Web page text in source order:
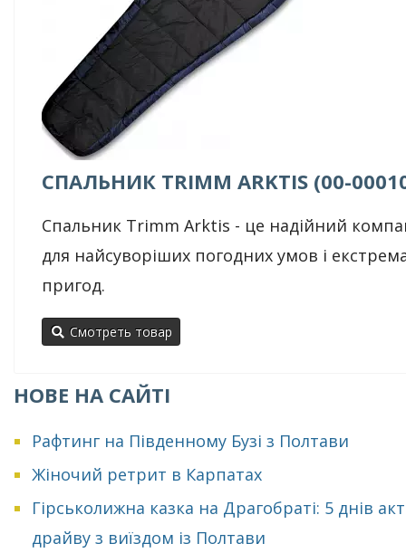
СПАЛЬНИК TRIMM ARKTIS (00-
Спальник Trimm Arktis - це надійний
для найсуворіших погодних умов і
пригод.
Смотреть товар
НОВЕ НА САЙТІ
Рафтинг на Південному Бузі з Полтави
Жіночий ретрит в Карпатах
Гірськолижна казка на Драгобраті: 5 днів
драйву з виїздом із Полтави